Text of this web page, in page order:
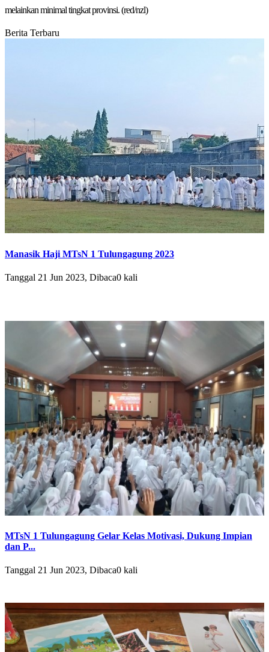
melainkan minimal tingkat provinsi. (red/nzl)
Berita Terbaru
Manasik Haji MTsN 1 Tulungagung 2023
Tanggal 21 Jun 2023, Dibaca0 kali
MTsN 1 Tulungagung Gelar Kelas Motivasi, Dukung Impian
dan P...
Tanggal 21 Jun 2023, Dibaca0 kali